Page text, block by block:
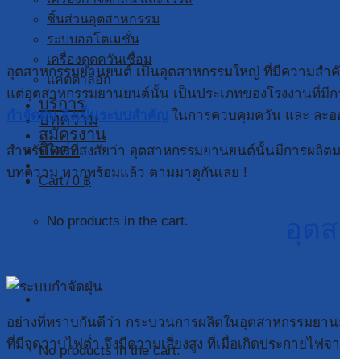
ชิ้นส่วนอุตสาหกรรม
ระบบออโตเมชั่น
เครื่องดูดควันเชื่อม
แคตตาล็อก
บริการ
บทความ
สมัครงาน
ติดต่อ
Cart /0฿
No products in the cart.
Cart
No products in the cart.
อุตสาหกรรมยานยนต์ เป็นอุตสาหกรรมใหญ่ ที่มีความสำ
แต่อุตสาหกรรมยานยนต์นั้น เป็นประเภทของโรงงานที่
กำจัดฝุ่น จึงเป็นระบบสำคัญ
ในการควบคุมควัน และ ละอ
สำหรับใครที่สงสัยว่า อุตสาหกรรมยานยนต์นั้นมีการผลิ
บทความ หากพร้อมแล้ว ตามมาดูกันเลย !
อย่างที่ทราบกันดีว่า กระบวนการผลิตในอุตสาหกรรมย
ที่มีจุดวาบไฟต่ำ จึงมีความเสี่ยงสูง ที่เมื่อเกิดประกายไฟ